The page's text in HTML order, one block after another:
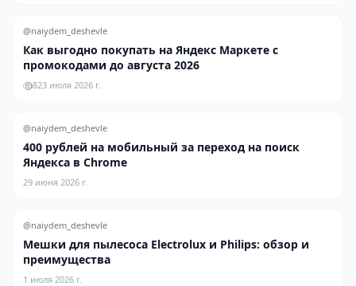
@naiydem_deshevle
Как выгодно покупать на Яндекс Маркете с
промокодами до августа 2026
823 июля 2026 г.
@naiydem_deshevle
400 рублей на мобильный за переход на поиск
Яндекса в Chrome
29 июня 2026 г.
@naiydem_deshevle
Мешки для пылесоса Electrolux и Philips: обзор и
преимущества
1 июля 2026 г.